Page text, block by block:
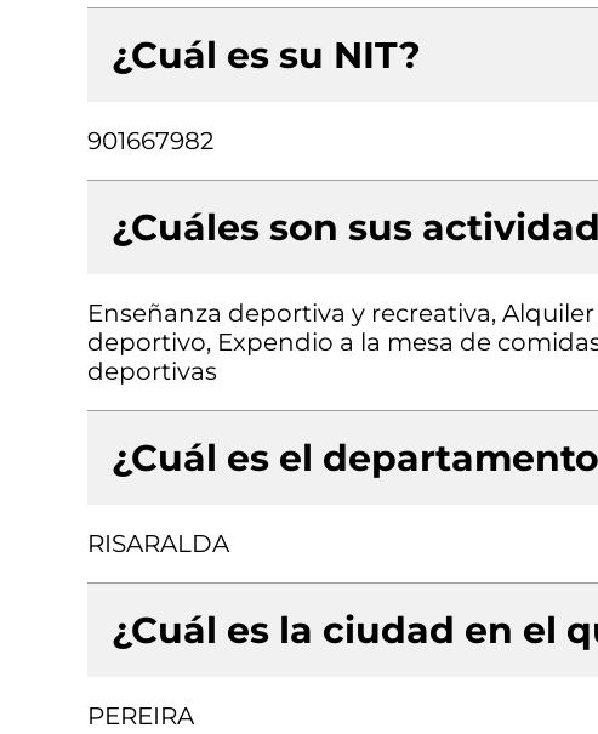
¿Cuál es su NIT?
901667982
¿Cuáles son sus
Enseñanza deportiva y recreativa,
deportivo, Expendio a la mesa de
deportivas
¿Cuál es el
RISARALDA
¿Cuál es la ciudad en el
PEREIRA